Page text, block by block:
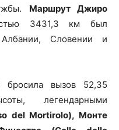
Маршрут Джиро
3431,3 км был
Словении и
вызов 52,35
легендарными
del Mortirolo), Монте